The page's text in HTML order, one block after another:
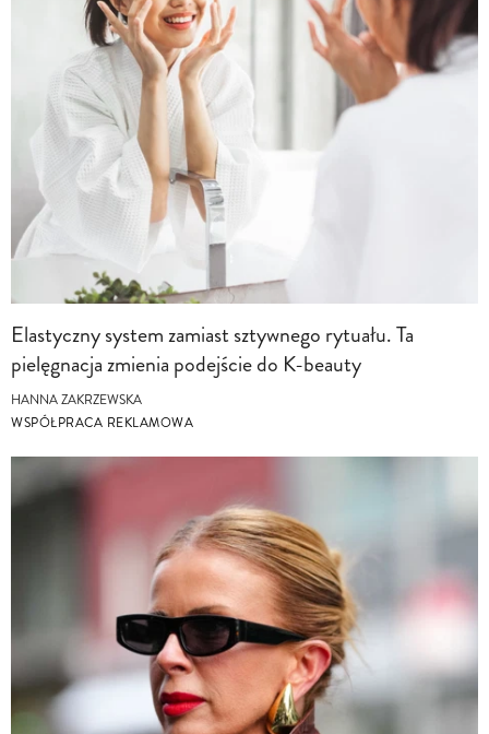
Elastyczny system zamiast sztywnego rytuału. Ta
pielęgnacja zmienia podejście do K-beauty
HANNA ZAKRZEWSKA
WSPÓŁPRACA REKLAMOWA